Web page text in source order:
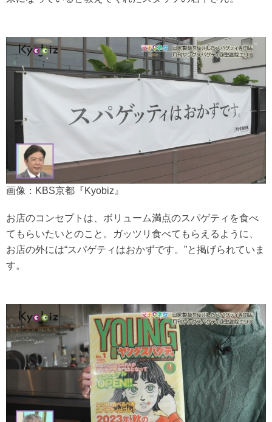
画像：KBS京都『Kyobiz』
お店のコンセプトは、ボリューム満点のスパゲティを食べ
てもらいたいとのこと。ガッツリ食べてもらえるように、
お店の外には“スパゲティはおかずです。”と掲げられていま
す。